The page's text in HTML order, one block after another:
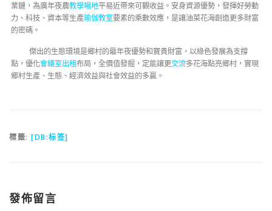
業鏈，為廣年夜農教學場地平易近帶來可觀收益。安身資源優勢，發揮好勞動
力、科技、資本等生產瑜伽教室要素的乘數效應，是讓油菜花海創造更多財富
的密碼。
傑出的生態環境是鄉村的最年夜優勢和寶貴財富，以綠色發展為支撐
點，優化會議室出租布局，全價值發掘，定能讓更交流多花海點亮鄉村，實現
鄉村生產、生態、經濟效益與社會效益的多贏。
標籤: [DB:标签]
發佈留言